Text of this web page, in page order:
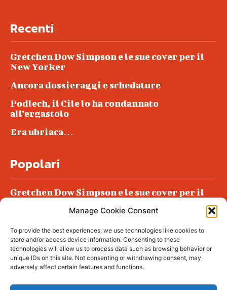
Manage Cookie Consent
To provide the best experiences, we use technologies like cookies to
store and/or access device information. Consenting to these
technologies will allow us to process data such as browsing behavior or
unique IDs on this site. Not consenting or withdrawing consent, may
adversely affect certain features and functions.
Recenti
Gretchen Dow Simpson e le sue cover per il
New Yorker
Ancora dossieraggi e schedature
Podlech, il Cile lo ha condannato
all’ergastolo
Era ubriaca…
Popolari
Gretchen Dow Simpson e le sue cover per il
Podlech, il Cile lo ha condannato
all’ergastolo
Era ubriaca…